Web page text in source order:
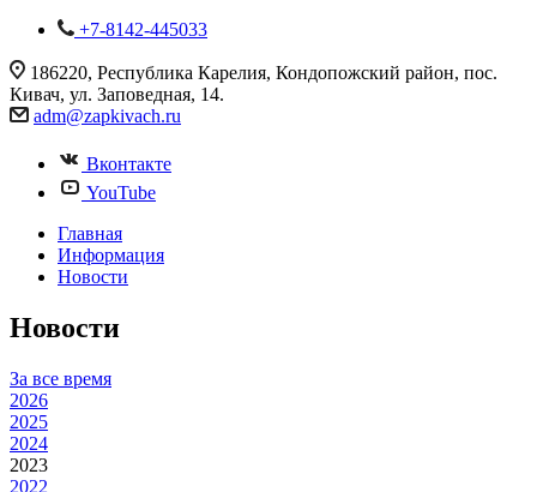
+7-8142-445033
186220, Республика Карелия, Кондопожский район, пос.
Кивач, ул. Заповедная, 14.
adm@zapkivach.ru
Вконтакте
YouTube
Главная
Информация
Новости
Новости
За все время
2026
2025
2024
2023
2022